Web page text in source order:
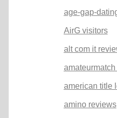
age-gap-
AirG visitors
alt com it
american title
amino reviews